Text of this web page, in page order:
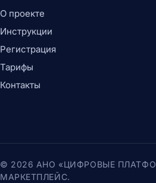
О проекте
Инструкции
Регистрация
Тарифы
Контакты
© 2026 АНО «ЦИФРОВЫЕ
МАРКЕТПЛЕЙС.